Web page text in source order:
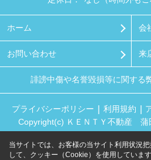
ホーム 会
お問い合わせ 来
誹謗中傷や名誉毀損等に関する
プライバシーポリシー 利用規約
Copyright(c) ＫＥＮＴＹ不動産 蒲
当サイトでは、お客様の当サイト利用状況
して、クッキー（Cookie）を使用しています